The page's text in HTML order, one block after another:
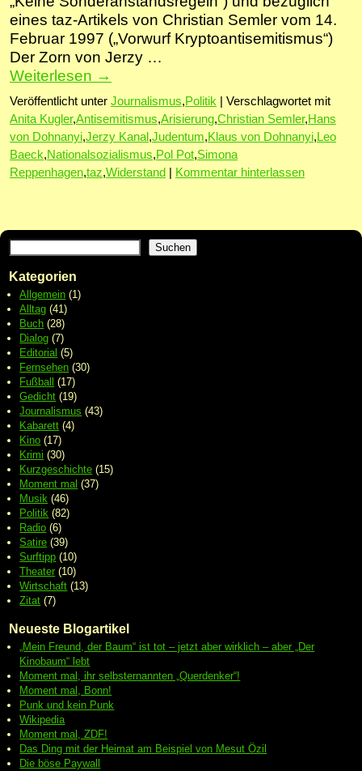
eines taz-Artikels von Christian Semler vom 14.
Februar 1997 („Vorwurf Kryptoantisemitismus“)
Der Zorn von Jerzy …
Weiterlesen →
Veröffentlicht unter Journalismus,Politik
Verschlagwortet mit
Anita Kugler,Antisemitismus,Arisierung,Christian Semler,Hans
von Dohnanyi,Jerzy Kanal,Judentum,Klaus von Dohnanyi,Leo
Baeck,Nationalsozialismus,Pol Pot,Simona
Reppenhagen,taz,Widerstand Kommentar hinterlassen
Suchen
Kategorien
Allgemein (1)
Alltag (41)
Buch (28)
Dialog (7)
Editorial (5)
Fernsehen (30)
Fußball
(17)
Gedicht (19)
Journalismus (43)
Kabarett (4)
Kino (17)
Krimi (30)
Kurzgeschichte (15)
Moment mal (37)
Musik (46)
Politik (82)
Radio (6)
Satire (39)
Surftipp (10)
Theater (10)
Wirtschaft (13)
Zitat (7)
Neueste Blogartikel
„Mein Freund, der Baum“ ist tot – jetzt aber wirklich – aber „Der
Kinobaum“ lebt
Moment mal, ihr selbsternannten „Querdenker“!
Moment mal, Bonn!
Punk und kein Punk
Wikipedia
Moment mal, ZDF!
Das Ding mit der Heimat am Beispiel von Mesut Özil
Die böse Paywall